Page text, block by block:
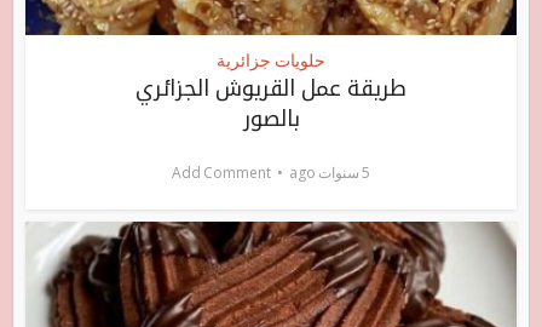
حلويات جزائرية
طريقة عمل القريوش الجزائري
بالصور
5 سنوات ago Add Comment